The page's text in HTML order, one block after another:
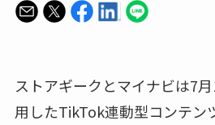
ストアギークとマイナビは7
用したTikTok連動型コンテン